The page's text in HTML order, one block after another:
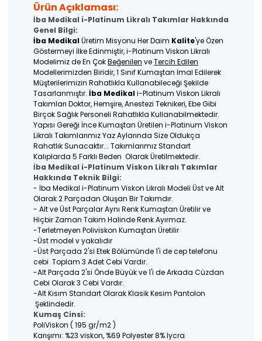
Ürün Açıklaması:
İba Medikal i-Platinum Likralı Takımlar Hakkında
Genel Bilgi:
İba MedikalÜretim Misyonu Her Daim Kalite'ye Özen
Göstermeyi İlke Edinmiştir, i-Platinum Viskon Likralı
Modelimiz de En ÇokBeğenilen veTercih Edilen
Modellerimizden Biridir, 1 Sınıf Kumaştan İmal Edilerek
Müşterilerimizin Rahatlıkla Kullanabileceği Şekilde
Tasarlanmıştır. İba Medikali-Platinum Viskon Likralı
Takımları Doktor, Hemşire, Anestezi Teknikeri, Ebe Gibi
Birçok Sağlık Personeli Rahatlıkla Kullanabilmektedir.
Yapısı Gereği İnce Kumaştan Üretilen i-Platinum Viskon
Likralı Takımlarımız Yaz Aylarında Size Oldukça
Rahatlık Sunacaktır... Takımlarımız Standart
Kalıplarda 5 Farklı Beden Olarak Üretilmektedir.
İba Medikal i-Platinum Viskon Likralı Takımlar
Hakkında Teknik Bilgi:
- İba Medikal i-Platinum Viskon Likralı Modeli Üst ve Alt
Olarak 2 Parçadan Oluşan Bir Takımdır.
- Alt ve Üst Parçalar Aynı Renk Kumaştan Üretilir ve
Hiçbir Zaman Takım Halinde Renk Ayırmaz.
-Terletmeyen Poliviskon Kumaştan Üretilir
-Üst model v yakalıdır
-Üst Parçada 2'si Etek Bölümünde 1'i de cep telefonu
cebi Toplam 3 Adet Cebi Vardır.
-Alt Parçada 2'si Önde Büyük ve 1'i de Arkada Cüzdan
Cebi Olarak 3 Cebi Vardır.
-Alt Kısım Standart Olarak Klasik Kesim Pantolon
Şeklindedir.
Kumaş Cinsi:
PoliViskon ( 195 gr/m2 )
Karışımı: %23 viskon, %69 Polyester 8% lycra